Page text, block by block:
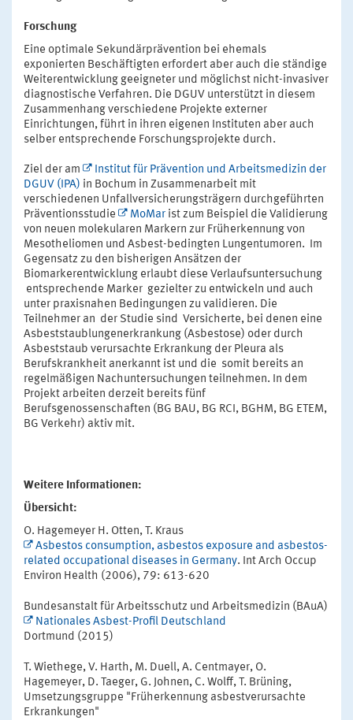
Forschung
Eine optimale Sekundärprävention bei ehemals
exponierten Beschäftigten erfordert aber auch die ständige
Weiterentwicklung geeigneter und möglichst nicht-invasiver
diagnostische Verfahren. Die DGUV unterstützt in diesem
Zusammenhang verschiedene Projekte externer
Einrichtungen, führt in ihren eigenen Instituten aber auch
selber entsprechende Forschungsprojekte durch.
Ziel der am
Institut für Prävention und Arbeitsmedizin der
DGUV (IPA) in Bochum in Zusammenarbeit mit
verschiedenen Unfallversicherungsträgern durchgeführten
Präventionsstudie
MoMar ist zum Beispiel die Validierung
von neuen molekularen Markern zur Früherkennung von
Mesotheliomen und Asbest-bedingten Lungentumoren. Im
Gegensatz zu den bisherigen Ansätzen der
Biomarkerentwicklung erlaubt diese Verlaufsuntersuchung
entsprechende Marker gezielter zu entwickeln und auch
unter praxisnahen Bedingungen zu validieren. Die
Teilnehmer an der Studie sind Versicherte, bei denen eine
Asbeststaublungenerkrankung (Asbestose) oder durch
Asbeststaub verursachte Erkrankung der Pleura als
Berufskrankheit anerkannt ist und die somit bereits an
regelmäßigen Nachuntersuchungen teilnehmen. In dem
Projekt arbeiten derzeit bereits fünf
Berufsgenossenschaften (BG BAU, BG RCI, BGHM, BG ETEM,
BG Verkehr) aktiv mit.
Weitere Informationen:
Übersicht:
O. Hagemeyer H. Otten, T. Kraus
Asbestos consumption, asbestos exposure and asbestos-
related occupational diseases in Germany. Int Arch Occup
Environ Health (2006), 79: 613-620
Bundesanstalt für Arbeitsschutz und Arbeitsmedizin (BAuA)
Nationales Asbest-Profil Deutschland
Dortmund (2015)
T. Wiethege, V. Harth, M. Duell, A. Centmayer, O.
Hagemeyer, D. Taeger, G. Johnen, C. Wolff, T. Brüning,
Umsetzungsgruppe "Früherkennung asbestverursachte
Erkrankungen"